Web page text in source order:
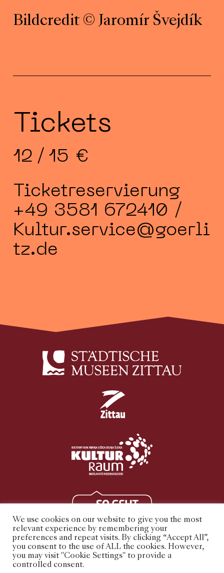
Bildcredit © Jaromír Švejdík
Tickets
12 / 15 €
Ticketreservierung
+49 3581 672410 /
Kultur.service@goerli
tz.de
We use cookies on our website to give you the most
relevant experience by remembering your
preferences and repeat visits. By clicking “Accept All”,
you consent to the use of ALL the cookies. However,
you may visit "Cookie Settings" to provide a
controlled consent.